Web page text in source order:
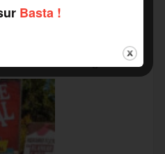
: vers une « alliance
d’usagers ?
Basta !